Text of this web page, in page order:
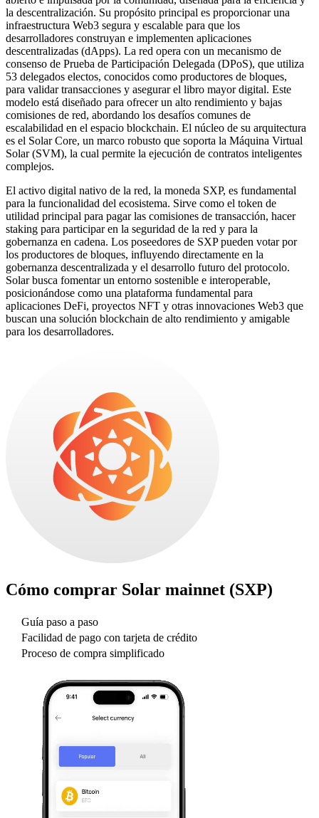
la descentralización. Su propósito principal es proporcionar una
infraestructura Web3 segura y escalable para que los
desarrolladores construyan e implementen aplicaciones
descentralizadas (dApps). La red opera con un mecanismo de
consenso de Prueba de Participación Delegada (DPoS), que utiliza
53 delegados electos, conocidos como productores de bloques,
para validar transacciones y asegurar el libro mayor digital. Este
modelo está diseñado para ofrecer un alto rendimiento y bajas
comisiones de red, abordando los desafíos comunes de
escalabilidad en el espacio blockchain. El núcleo de su arquitectura
es el Solar Core, un marco robusto que soporta la Máquina Virtual
Solar (SVM), la cual permite la ejecución de contratos inteligentes
complejos.
El activo digital nativo de la red, la moneda SXP, es fundamental
para la funcionalidad del ecosistema. Sirve como el token de
utilidad principal para pagar las comisiones de transacción, hacer
staking para participar en la seguridad de la red y para la
gobernanza en cadena. Los poseedores de SXP pueden votar por
los productores de bloques, influyendo directamente en la
gobernanza descentralizada y el desarrollo futuro del protocolo.
Solar busca fomentar un entorno sostenible e interoperable,
posicionándose como una plataforma fundamental para
aplicaciones DeFi, proyectos NFT y otras innovaciones Web3 que
buscan una solución blockchain de alto rendimiento y amigable
para los desarrolladores.
Cómo comprar Solar mainnet (SXP)
Guía paso a paso
Facilidad de pago con tarjeta de crédito
Proceso de compra simplificado